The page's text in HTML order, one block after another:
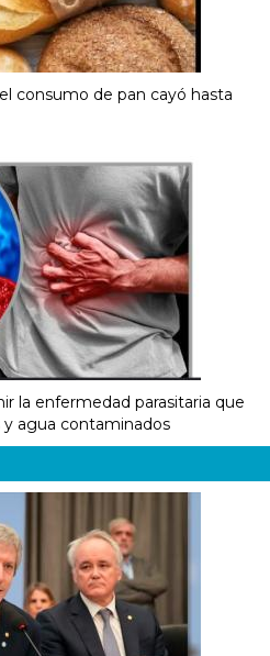
consumo de pan cayó hasta
la enfermedad parasitaria que
agua contaminados